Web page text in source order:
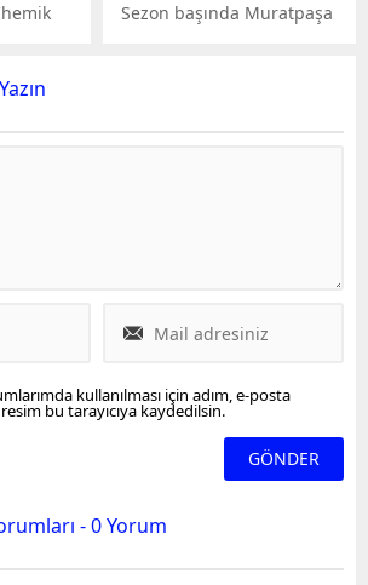
Sezon başında Muratpaşa
kullanılması için adım, e-posta
bu tarayıcıya kaydedilsin.
- 0 Yorum